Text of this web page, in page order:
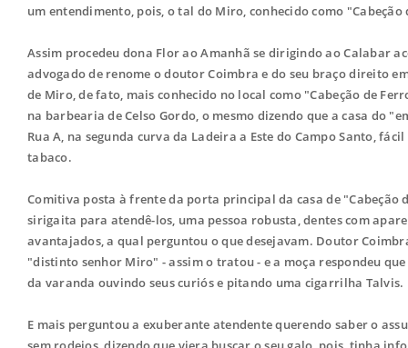
um entendimento, pois, o tal do Miro, conhecido como
Assim procedeu dona Flor ao Amanhã se dirigindo ao Calabar
advogado de renome o doutor Coimbra e do seu braço direito
de Miro, de fato, mais conhecido no local como "Cabeção de
na barbearia de Celso Gordo, o mesmo dizendo que a casa do
Rua A, na segunda curva da Ladeira a Este do Campo Santo,
tabaco.
Comitiva posta à frente da porta principal da casa de
sirigaita para atendê-los, uma pessoa robusta, dentes com
avantajados, a qual perguntou o que desejavam. Doutor
"distinto senhor Miro" - assim o tratou - e a moça respondeu
da varanda ouvindo seus curiós e pitando uma cigarrilha Talvis.
E mais perguntou a exuberante atendente querendo saber o